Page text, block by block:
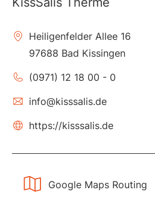
Heiligenfelder Allee 16
97688 Bad Kissingen
(0971) 12 18 00 - 0
info@kisssalis.de
https://kisssalis.de
Google Maps Routing